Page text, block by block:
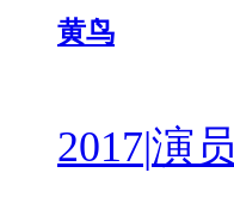
黄鸟
2017|演员